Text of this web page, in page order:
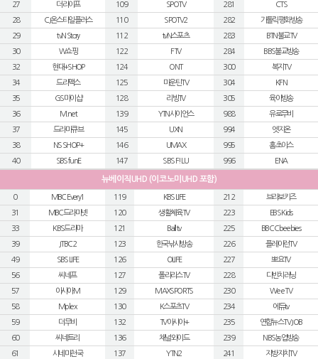
27
더라이프
28
CJ온스타일플러스
29
tvN Story
30
W쇼핑
32
현대+SHOP
34
드라맥스
35
GS마이샵
36
M.net
37
드라마큐브
38
NS SHOP+
40
SBS funE
109
SPOTV
110
SPOTV2
112
tvN스포츠
122
FTV
124
ONT
125
마운틴TV
128
리빙TV
139
YTN사이언스
145
UXN
146
UMAX
147
SBS F!L U
281
CTS
282
가톨릭평화방송
283
BTN불교TV
284
BBS불교방송
300
복지TV
304
KFN
305
육아방송
988
유로무비
994
엣지온
995
홈초이스
996
ENA
뉴베이직UHD (이코노미UHD 포함)
0
MBC Every1
31
MBC드라마넷
33
KBS드라마
39
JTBC2
49
SBS LIFE
56
씨네프
57
아시아M
58
Mplex
59
더무비
60
씨네트리
61
시네마천국
119
KBS LIFE
120
생활체육TV
121
Ball tv
123
한국낚시방송
126
OLIFE
127
폴라리스TV
129
MAXSPORTS
130
K스포츠TV
132
TV아시아+
136
채널와이드
137
YTN2
212
브라보키즈
223
EBS Kids
225
BBC Cbeebies
226
플레이런TV
227
뽀요TV
228
다빈치러닝
230
Wee TV
234
에듀tv
235
연합뉴스TV JOB
239
NBS농업방송
241
지방자치TV